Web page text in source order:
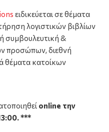
ειδικεύεται σε θέματα
λογιστικών βιβλίων
συμβουλευτική &
προσώπων, διεθνή
θέματα κατοίκων
online την
***